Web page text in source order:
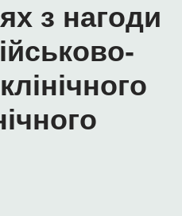
з нагоди